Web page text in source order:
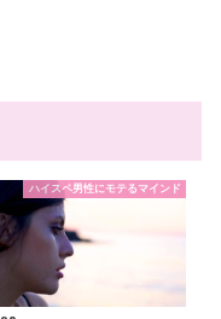
ハイスペ男性にモテるマインド